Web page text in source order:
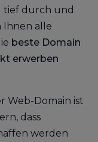
tief durch und
Ihnen alle
beste Domain
erwerben
Web-Domain ist
dass
werden